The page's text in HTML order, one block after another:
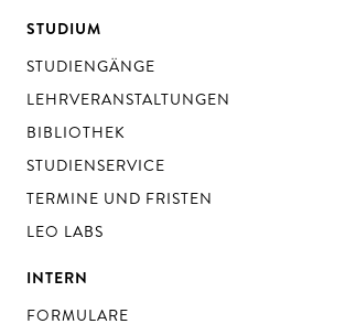
STUDIUM
STUDIENGÄNGE
LEHRVERANSTALTUNGEN
BIBLIOTHEK
STUDIENSERVICE
TERMINE UND FRISTEN
LEO LABS
INTERN
FORMULARE